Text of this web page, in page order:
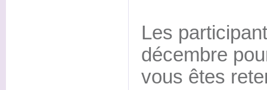
Les
décembre
vous êtes